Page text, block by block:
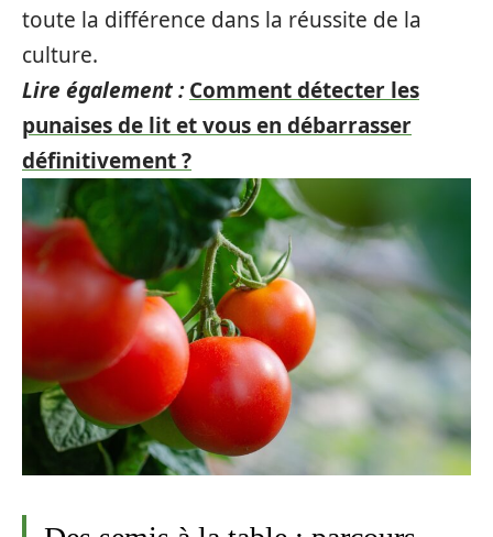
toute la différence dans la réussite de la
culture.
Lire également : Comment détecter les
punaises de lit et vous en débarrasser
définitivement ?